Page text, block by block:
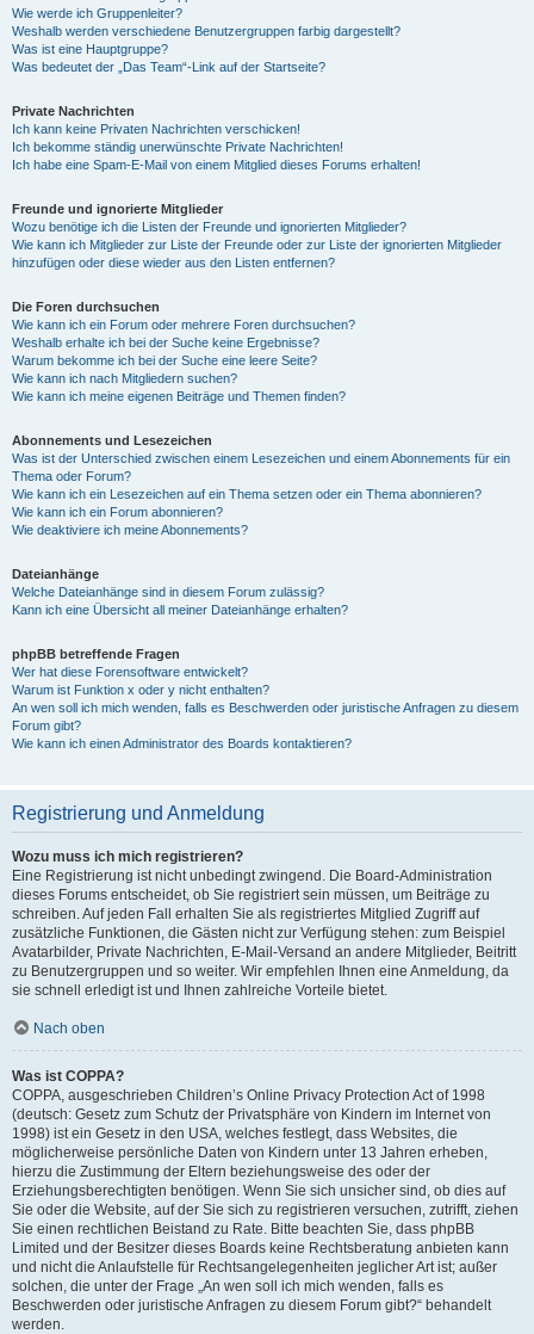
Wie werde ich Gruppenleiter?
Weshalb werden verschiedene Benutzergruppen farbig dargestellt?
Was ist eine Hauptgruppe?
Was bedeutet der „Das Team“-Link auf der Startseite?
Private Nachrichten
Ich kann keine Privaten Nachrichten verschicken!
Ich bekomme ständig unerwünschte Private Nachrichten!
Ich habe eine Spam-E-Mail von einem Mitglied dieses Forums erhalten!
Freunde und ignorierte Mitglieder
Wozu benötige ich die Listen der Freunde und ignorierten Mitglieder?
Wie kann ich Mitglieder zur Liste der Freunde oder zur Liste der ignorierten Mitglieder
hinzufügen oder diese wieder aus den Listen entfernen?
Die Foren durchsuchen
Wie kann ich ein Forum oder mehrere Foren durchsuchen?
Weshalb erhalte ich bei der Suche keine Ergebnisse?
Warum bekomme ich bei der Suche eine leere Seite?
Wie kann ich nach Mitgliedern suchen?
Wie kann ich meine eigenen Beiträge und Themen finden?
Abonnements und Lesezeichen
Was ist der Unterschied zwischen einem Lesezeichen und einem Abonnements für ein
Thema oder Forum?
Wie kann ich ein Lesezeichen auf ein Thema setzen oder ein Thema abonnieren?
Wie kann ich ein Forum abonnieren?
Wie deaktiviere ich meine Abonnements?
Dateianhänge
Welche Dateianhänge sind in diesem Forum zulässig?
Kann ich eine Übersicht all meiner Dateianhänge erhalten?
phpBB betreffende Fragen
Wer hat diese Forensoftware entwickelt?
Warum ist Funktion x oder y nicht enthalten?
An wen soll ich mich wenden, falls es Beschwerden oder juristische Anfragen zu diesem
Forum gibt?
Wie kann ich einen Administrator des Boards kontaktieren?
Registrierung und Anmeldung
Wozu muss ich mich registrieren?
Eine Registrierung ist nicht unbedingt zwingend. Die Board-Administration
dieses Forums entscheidet, ob Sie registriert sein müssen, um Beiträge zu
schreiben. Auf jeden Fall erhalten Sie als registriertes Mitglied Zugriff auf
zusätzliche Funktionen, die Gästen nicht zur Verfügung stehen: zum Beispiel
Avatarbilder, Private Nachrichten, E-Mail-Versand an andere Mitglieder, Beitritt
zu Benutzergruppen und so weiter. Wir empfehlen Ihnen eine Anmeldung, da
sie schnell erledigt ist und Ihnen zahlreiche Vorteile bietet.
Nach oben
Was ist COPPA?
COPPA, ausgeschrieben Children’s Online Privacy Protection Act of 1998
(deutsch: Gesetz zum Schutz der Privatsphäre von Kindern im Internet von
1998) ist ein Gesetz in den USA, welches festlegt, dass Websites, die
möglicherweise persönliche Daten von Kindern unter 13 Jahren erheben,
hierzu die Zustimmung der Eltern beziehungsweise des oder der
Erziehungsberechtigten benötigen. Wenn Sie sich unsicher sind, ob dies auf
Sie oder die Website, auf der Sie sich zu registrieren versuchen, zutrifft, ziehen
Sie einen rechtlichen Beistand zu Rate. Bitte beachten Sie, dass phpBB
Limited und der Besitzer dieses Boards keine Rechtsberatung anbieten kann
und nicht die Anlaufstelle für Rechtsangelegenheiten jeglicher Art ist; außer
solchen, die unter der Frage „An wen soll ich mich wenden, falls es
Beschwerden oder juristische Anfragen zu diesem Forum gibt?“ behandelt
werden.